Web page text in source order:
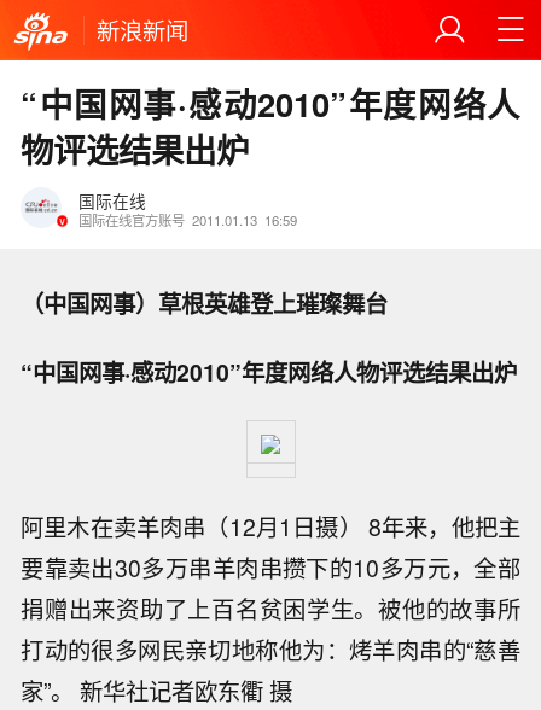
新浪新闻
“中国网事·感动2010”年度网络人
物评选结果出炉
国际在线
国际在线官方账号 2011.01.13 16:59
（中国网事）草根英雄登上璀璨舞台
“中国网事·感动2010”年度网络人物评选结果出炉
阿里木在卖羊肉串（12月1日摄） 8年来，他把主
要靠卖出30多万串羊肉串攒下的10多万元，全部
捐赠出来资助了上百名贫困学生。被他的故事所
打动的很多网民亲切地称他为：烤羊肉串的“慈善
家”。 新华社记者欧东衢 摄